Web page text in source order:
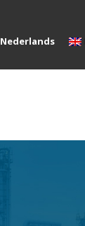
Nederlands